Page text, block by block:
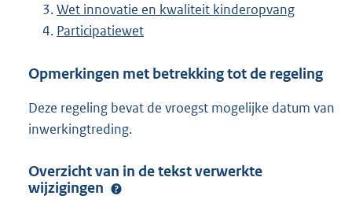
Wet innovatie en kwaliteit kinderopvang
Participatiewet
Opmerkingen met betrekking tot de regeling
Deze regeling bevat de vroegst mogelijke datum van
inwerkingtreding.
Overzicht van in de tekst verwerkte
wijzigingen